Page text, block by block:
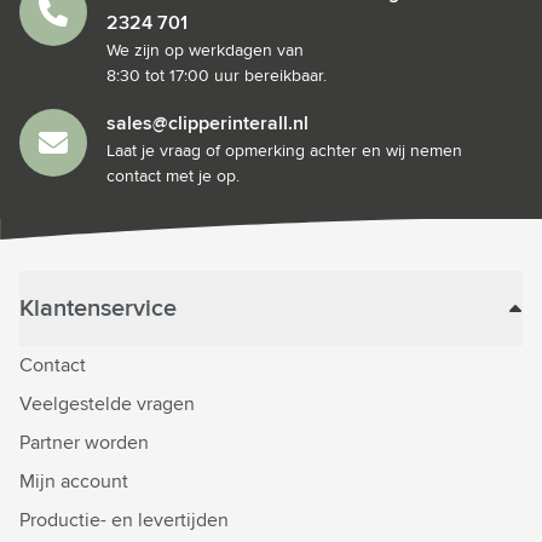
2324 701
We zijn op werkdagen van
8:30 tot 17:00 uur bereikbaar.
sales@clipperinterall.nl
Laat je vraag of opmerking achter en wij nemen
contact met je op.
Klantenservice
Contact
Veelgestelde vragen
Partner worden
Mijn account
Productie- en levertijden